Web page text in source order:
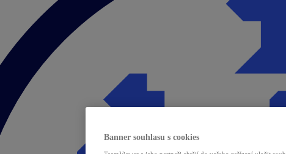
Banner souhlasu s cookies